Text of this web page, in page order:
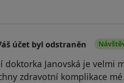
účet byl odstraněn
doktorka Janovská je velmi
zdravotní komplikace